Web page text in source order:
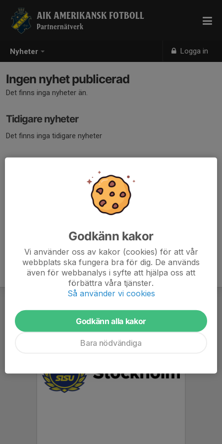
Nyheter Logga in
AIK AMERIKANSK FOTBOLL
Partnernätverk
Ingen nyhet publicerad
Det finns inga nyheter än.
Tidigare nyheter
Det finns inga tidigare nyheter
Godkänn kakor
Vi använder oss av kakor (cookies) för att vår
webbplats ska fungera bra för dig. De används
även för webbanalys i syfte att hjälpa oss att
förbättra våra tjänster.
Så använder vi cookies
Godkänn alla kakor
Bara nödvändiga